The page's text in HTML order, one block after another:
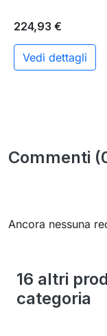
224,93 €
Vedi dettagli
Commenti
Ancora nessuna
16 altri
categoria